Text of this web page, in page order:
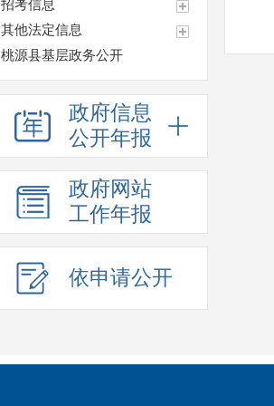
招考信息
其他法定信息
桃源县基层政务公开
政府信息
公开年报
政府网站
工作年报
依申请公开